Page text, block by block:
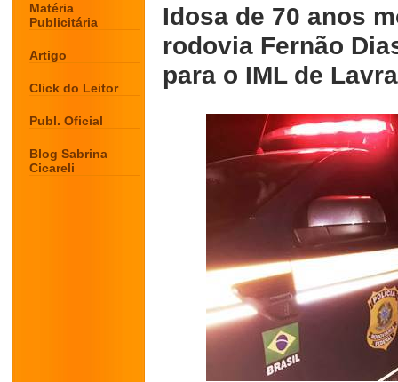
Matéria
Publicitária
Artigo
Click do Leitor
Publ. Oficial
Blog Sabrina
Cicareli
Idosa de 70 anos
rodovia Fernão
para o IML de